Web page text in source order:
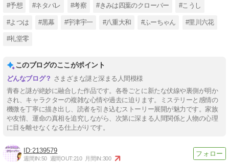
#予想 #ネタバレ #考察 #きみは四葉のクローバー #こうし
#よつは #黒幕 #宇津宇一 #八重大和 #ふーちゃん #里川六花
#礼堂零
このブログのここがポイント
さまざまな謎と深まる人間模様
青春と謎が絶妙に融合した作品です。各巻ごとに新たな伏線や裏側が明か
され、キャラクターの複雑な心情や過去に迫ります。ミステリーと感情の
機微を丁寧に描き出し、読者を引き込むストーリー展開が魅力です。家族
や友情、運命の真相を追究しながら、次第に深まる人間関係と人物の心理
に目を離せなくなる仕上がりです。
2139579
週間IN:50 週間OUT:210 月間IN:300